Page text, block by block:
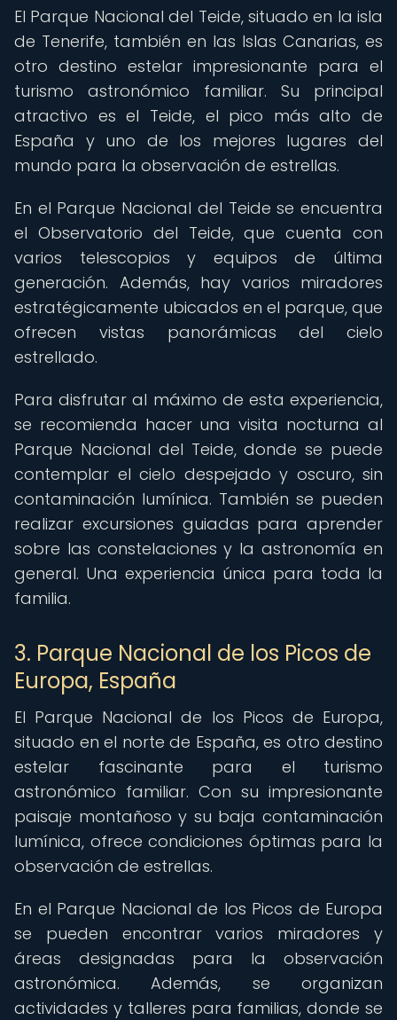
El Parque Nacional del Teide, situado en la isla
de Tenerife, también en las Islas Canarias, es
otro destino estelar impresionante para el
turismo astronómico familiar. Su principal
atractivo es el Teide, el pico más alto de
España y uno de los mejores lugares del
mundo para la observación de estrellas.
En el Parque Nacional del Teide se encuentra
el Observatorio del Teide, que cuenta con
varios telescopios y equipos de última
generación. Además, hay varios miradores
estratégicamente ubicados en el parque, que
ofrecen vistas panorámicas del cielo
estrellado.
Para disfrutar al máximo de esta experiencia,
se recomienda hacer una visita nocturna al
Parque Nacional del Teide, donde se puede
contemplar el cielo despejado y oscuro, sin
contaminación lumínica. También se pueden
realizar excursiones guiadas para aprender
sobre las constelaciones y la astronomía en
general. Una experiencia única para toda la
familia.
3. Parque Nacional de los Picos de
Europa, España
El Parque Nacional de los Picos de Europa,
situado en el norte de España, es otro destino
estelar fascinante para el turismo
astronómico familiar. Con su impresionante
paisaje montañoso y su baja contaminación
lumínica, ofrece condiciones óptimas para la
observación de estrellas.
En el Parque Nacional de los Picos de Europa
se pueden encontrar varios miradores y
áreas designadas para la observación
astronómica. Además, se organizan
actividades y talleres para familias, donde se